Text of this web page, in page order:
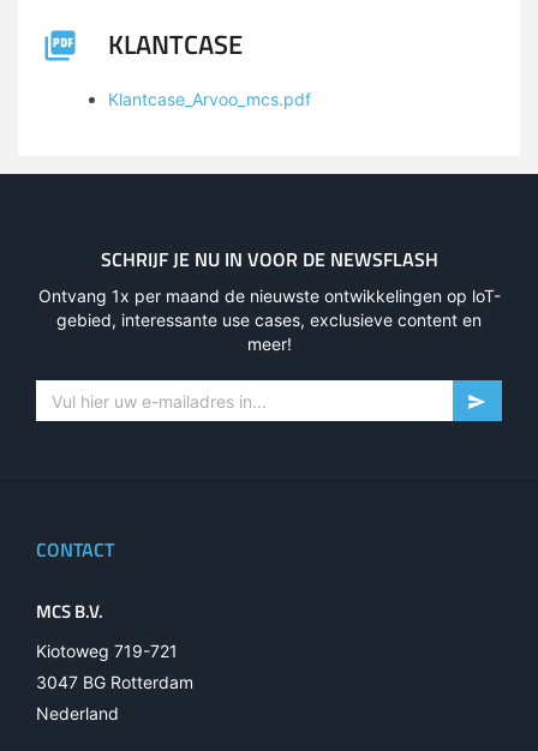
KLANTCASE
Klantcase_Arvoo_mcs.pdf
SCHRIJF JE NU IN VOOR DE NEWSFLASH
Ontvang 1x per maand de nieuwste ontwikkelingen op loT-
gebied, interessante use cases, exclusieve content en
meer!
CONTACT
MCS B.V.
Kiotoweg 719-721
3047 BG Rotterdam
Nederland